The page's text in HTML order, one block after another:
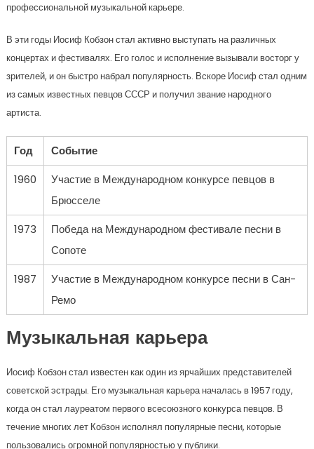
профессиональной музыкальной карьере.
В эти годы Иосиф Кобзон стал активно выступать на различных
концертах и фестивалях. Его голос и исполнение вызывали восторг у
зрителей, и он быстро набрал популярность. Вскоре Иосиф стал одним
из самых известных певцов СССР и получил звание народного
артиста.
Год
Событие
1960
Участие в Международном конкурсе певцов в
Брюсселе
1973
Победа на Международном фестивале песни в
Сопоте
1987
Участие в Международном конкурсе песни в Сан-
Ремо
Музыкальная карьера
Иосиф Кобзон стал известен как один из ярчайших представителей
советской эстрады. Его музыкальная карьера началась в 1957 году,
когда он стал лауреатом первого всесоюзного конкурса певцов. В
течение многих лет Кобзон исполнял популярные песни, которые
пользовались огромной популярностью у публики.